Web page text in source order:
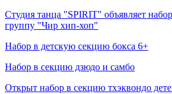
Студия танца "SPIRIT" объявляет
группу "Чир хип-хоп"
Набор в детскую секцию бокса 6+
Набор в секцию дзюдо и самбо
Открыт набор в секцию тхэквондо